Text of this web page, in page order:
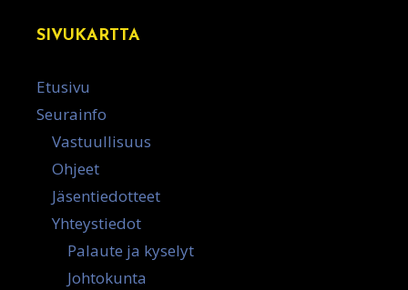
SIVUKARTTA
Etusivu
Seurainfo
Vastuullisuus
Ohjeet
Jäsentiedotteet
Yhteystiedot
Palaute ja kyselyt
Johtokunta